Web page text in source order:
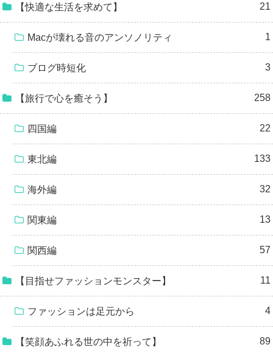
【快適な生活を求めて】 21
Macが壊れる音のアンソノリティ 1
ブログ時短化 3
【旅行で心を癒そう】 258
四国編 22
東北編 133
海外編 32
関東編 13
関西編 57
【目指せファッションモンスター】 11
ファッションは足元から 4
【笑顔あふれる世の中を祈って】 89